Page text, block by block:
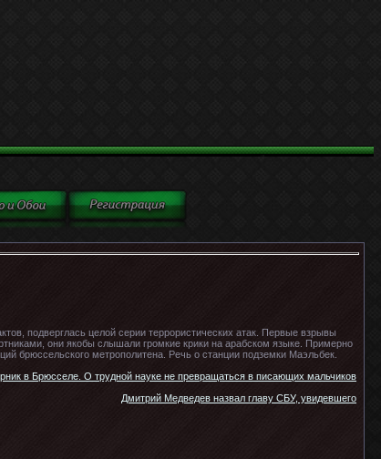
подверглась целой серии террористических атак. Первые взрывы
они якобы слышали громкие крики на арабском языке. Примерно
брюссельского метрополитена. Речь о станции подземки Маэльбек.
в Брюсселе. О трудной науке не превращаться в писающих мальчиков
Дмитрий Медведев назвал главу СБУ, увидевшего